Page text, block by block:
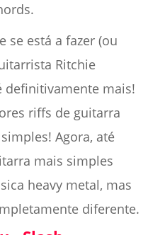
se está a fazer (ou
Ritchie
definitivamente mais!
riffs de guitarra
Agora, até
mais simples
heavy metal, mas
diferente.